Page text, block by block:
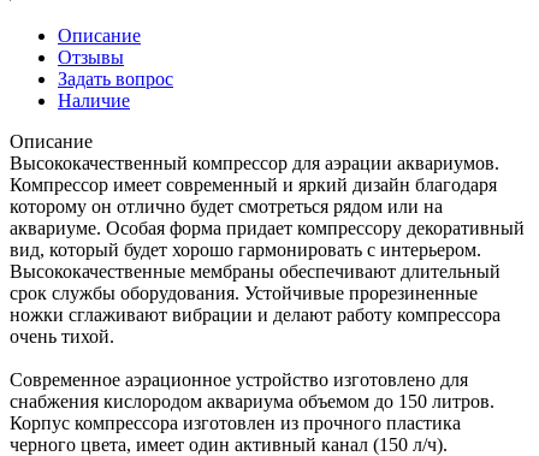
Описание
Отзывы
Задать вопрос
Наличие
Описание
Высококачественный компрессор для аэрации аквариумов.
Компрессор имеет современный и яркий дизайн благодаря
которому он отлично будет смотреться рядом или на
аквариуме. Особая форма придает компрессору декоративный
вид, который будет хорошо гармонировать с интерьером.
Высококачественные мембраны обеспечивают длительный
срок службы оборудования. Устойчивые прорезиненные
ножки сглаживают вибрации и делают работу компрессора
очень тихой.
Современное аэрационное устройство изготовлено для
снабжения кислородом аквариума объемом до 150 литров.
Корпус компрессора изготовлен из прочного пластика
черного цвета, имеет один активный канал (150 л/ч).